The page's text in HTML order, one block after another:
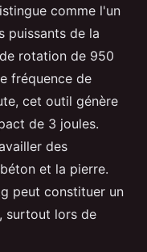
comme l'un
puissants de la
rotation de 950
fréquence de
cet outil génère
de 3 joules.
des
et la pierre.
peut constituer un
surtout lors de